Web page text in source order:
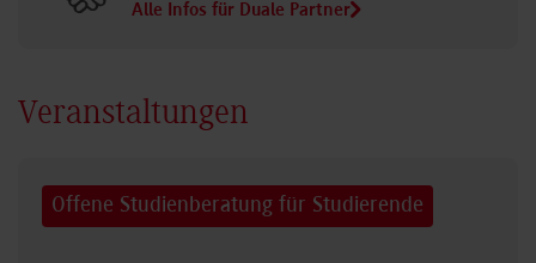
Alle Infos für Duale Partner
Veranstaltungen
Offene Studienberatung für Studierende